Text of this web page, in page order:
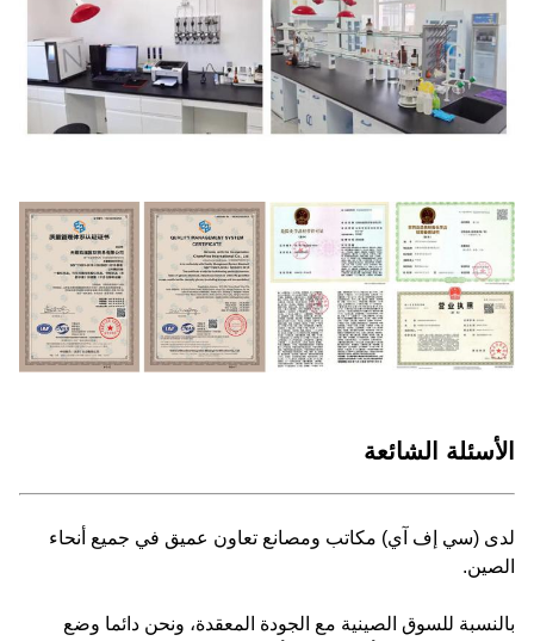
الأسئلة الشائعة
لدى (سي إف آي) مكاتب ومصانع تعاون عميق في جميع أنحاء
الصين.
بالنسبة للسوق الصينية مع الجودة المعقدة، ونحن دائما وضع